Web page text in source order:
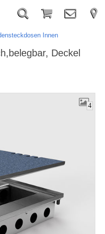
Innen
Deckel
4